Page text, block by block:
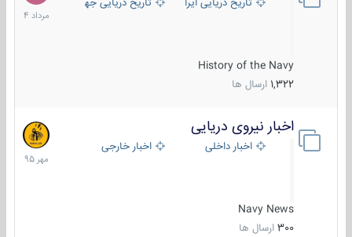
تاریخ دریایی ایران تاریخ دریایی جهان
History of the Navy
1,322 ارسال ها
1404
اخبار نیروی دریایی
اخبار داخلی اخبار خارجی
Navy News
300 ارسال ها
27
مهر
1395